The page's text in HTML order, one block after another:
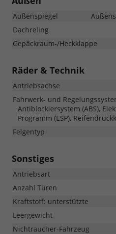
Außenspiegel
Dachreling
Gepäckraum-/Heckklappe
Räder & Technik
Antriebsachse
Fahrwerk- und
Antiblockiersystem (ABS),
Programm (ESP),
Felgentyp
Sonstiges
Antriebsart
Anzahl Türen
Kraftstoff: unterstützte
Leergewicht
Nichtraucher-Fahrzeug